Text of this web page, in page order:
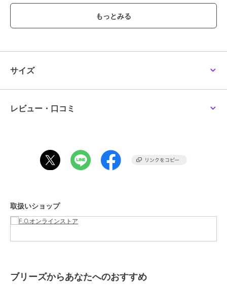
【サイズ情報】
90：身丈40 身幅38 肩幅33 袖丈10.5 袖口幅13
100：身丈43 身幅41 肩幅36 袖丈11 袖口幅13.5
140：身丈56 身幅49 肩幅44 袖丈17 袖口幅16
期間限定セール開催中
ー
性別タイプ
ボーイズ
ー
素材
サックス/ミント/ピンク/ブラック/
サイズ
レビュー・口コミ
取扱いショップ
ブリーズからあなたへのおすすめ